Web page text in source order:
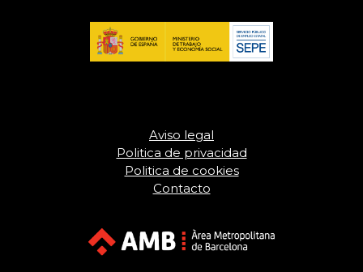
Aviso legal
Politica de privacidad
Politica de cookies
Contacto